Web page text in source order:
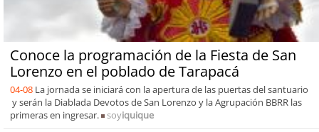
Conoce la programación de la Fiesta de San
Lorenzo en el poblado de Tarapacá
04-08 La jornada se iniciará con la apertura de las puertas del santuario
y serán la Diablada Devotos de San Lorenzo y la Agrupación BBRR las
primeras en ingresar.
soyiquique